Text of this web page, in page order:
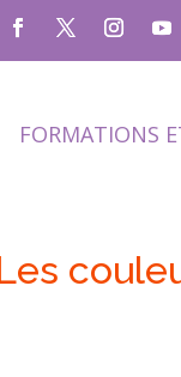
FORMATIONS